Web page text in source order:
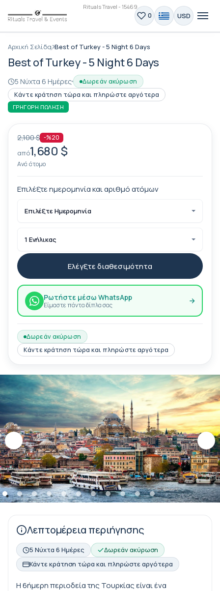
Rituals Travel - 15469
0 USD
Αρχική Σελίδα Best of Turkey - 5 Night 6 Days
Best of Turkey - 5 Night 6 Days
5 Νύχτα 6 Ημέρες
Δωρεάν ακύρωση
Κάντε κράτηση τώρα και πληρώστε αργότερα
ΓΡΉΓΟΡΗ ΠΏΛΗΣΗ
Λεπτομέρεια περιήγησης
5 Νύχτα 6 Ημέρες
Δωρεάν ακύρωση
Κάντε κράτηση τώρα και πληρώστε αργότερα
Η 6ήμερη περιοδεία της Τουρκίας είναι ένα
2,100 $ -%20
από1,680 $
Ανά άτομο
Επιλέξτε ημερομηνία και αριθμό ατόμων
Επιλέξτε Ημερομηνία
1 Ενήλικας
Ελέγξτε διαθεσιμότητα
Ρωτήστε μέσω WhatsApp
Είμαστε πάντα δίπλα σας
Δωρεάν ακύρωση
Κάντε κράτηση τώρα και πληρώστε αργότερα